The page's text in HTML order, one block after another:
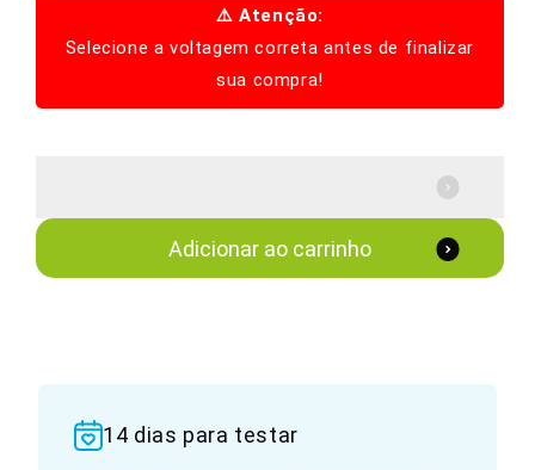
⚠️ Atenção:
Selecione a voltagem correta antes de finalizar
sua compra!
Adicionar ao carrinho
14 dias para testar